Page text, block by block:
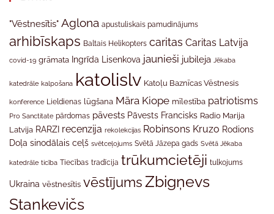
"Vēstnesītis" Aglona apustuliskais pamudinājums
arhibīskaps Baltais Helikopters caritas Caritas Latvija
covid-19 grāmata Ingrīda Lisenkova jaunieši jubileja Jēkaba
katedrāle kalpošana katolislv Katoļu Baznīcas Vēstnesis
konference Lieldienas lūgšana Māra Kiope mīlestība patriotisms
Pro Sanctitate pārdomas pāvests Pāvests Francisks Radio Marija
Latvija RARZI recenzija rekolekcijas Robinsons Kruzo Rodions
Doļa sinodālais ceļš svētceļojums Svētā Jāzepa gads Svētā Jēkaba
katedrāle ticība Tiecības tradīcija trūkumcietēji tulkojums
Ukraina vēstnesītis vēstījumsZbigņevs
Stankevičs